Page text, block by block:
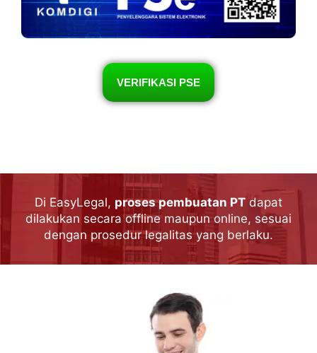
VERIFIKASI PSE
Di EasyLegal, proses pembuatan PT dapat
dilakukan secara offline maupun online, sesuai
dengan prosedur legalitas yang berlaku.